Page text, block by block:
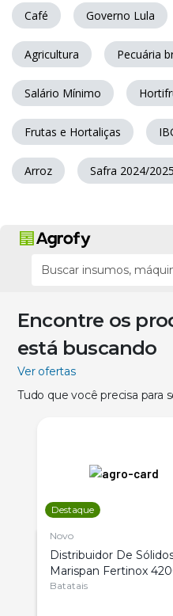
Café Governo Lula
Agricultura Pecuária
Salário Mínimo
Frutas e Hortaliças
Arroz Safra 2024/2025
Encontre os
está buscando
Ver ofertas
Tudo que você precisa para
Destaque
Novo
Distribuidor De
Marispan Fertinox
Citrus
Batatais